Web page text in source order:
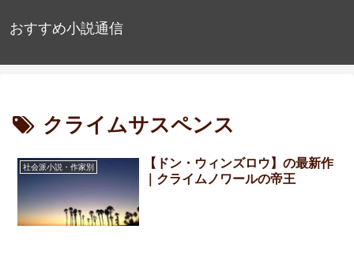
おすすめ小説通信
クライムサスペンス
社会派小説・作家別
【ドン・ウィンズロウ】の最新作
｜クライムノワールの帝王